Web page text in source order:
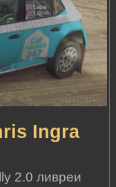
Ingra
2.0 ливреи